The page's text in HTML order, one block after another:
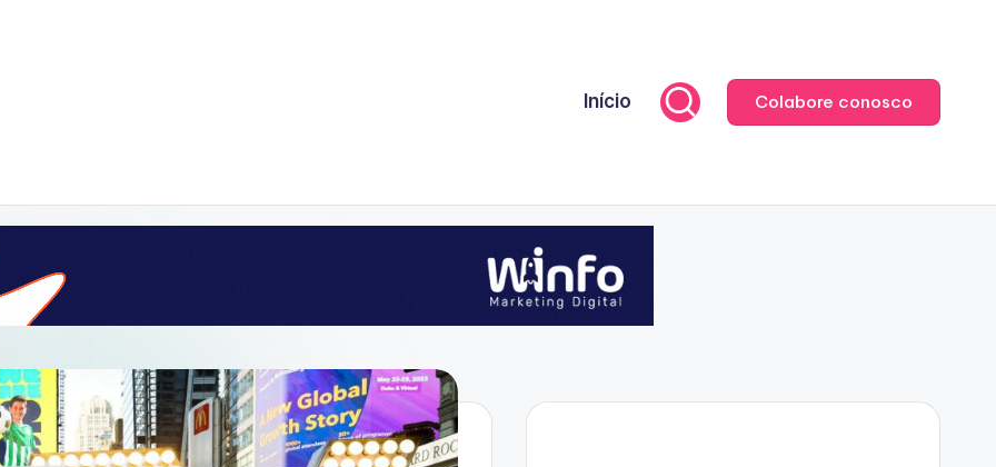
Início Colabore conosco